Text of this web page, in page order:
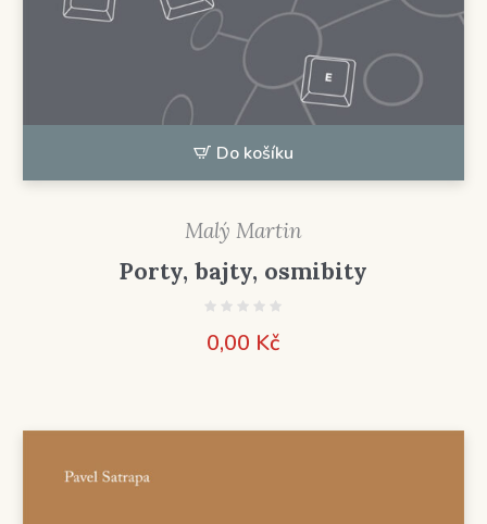
Do košíku
Malý Martin
Porty, bajty, osmibity
0,00 Kč